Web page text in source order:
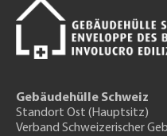
Gebäudehülle Schweiz
Standort Ost (Hauptsitz)
Verband Schweizerischer